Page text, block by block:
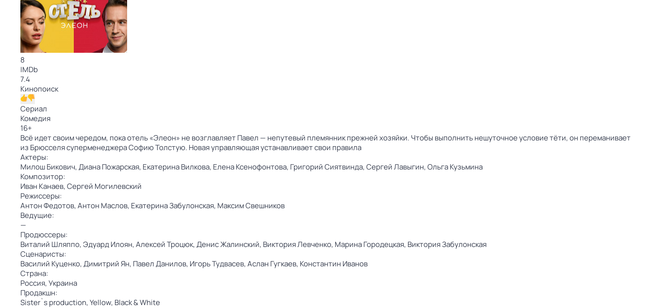
8
IMDb
7.4
Кинопоиск
Сериал
Комедия
16+
Всё идет своим чередом, пока отель «Элеон» не возглавляет Павел — непутевый племянник прежней хозяйки. Чтобы выполнить нешуточное условие тёти, он переманивает
из Брюсселя суперменеджера Софию Толстую. Новая управляющая устанавливает свои правила
Актеры:
Милош Бикович,Диана Пожарская, Екатерина Вилкова, Елена Ксенофонтова, Григорий Сиятвинда,Сергей Лавыгин,Ольга Кузьмина
Композитор:
Иван Канаев,Сергей Могилевский
Режиссеры:
Антон Федотов,Антон Маслов, Екатерина Забулонская, Максим Свешников
Ведущие:
—
Продюссеры:
Виталий Шляппо,Эдуард Илоян,Алексей Троцюк,Денис Жалинский, Виктория Левченко, Марина Городецкая, Виктория Забулонская
Сценаристы:
Василий Куценко,Димитрий Ян, Павел Данилов, Игорь Тудвасев,Аслан Гугкаев, Константин Иванов
Страна:
Россия,Украина
Продакшн:
Sister`s production,Yellow, Black & White